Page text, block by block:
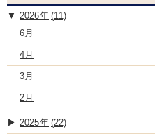
2026
(11)
6月
4月
3月
2月
2025 (22)